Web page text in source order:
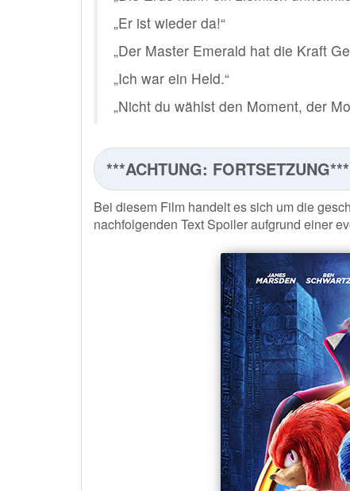
„Er ist wieder da!“
„Der Master Emerald hat die Kraft
„Ich war ein Held.“
„Nicht du wählst den Moment, der
***ACHTUNG: FORTSETZUNG***
Bei diesem Film handelt es sich um die
nachfolgenden Text Spoiler aufgrund einer